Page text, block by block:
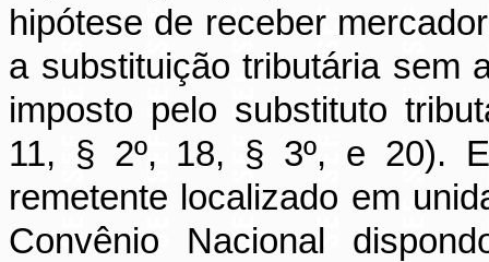
hipótese de receber
a substituição tributária sem
imposto pelo substituto
11, § 2º, 18, § 3º, e 20).
remetente localizado em
Convênio Nacional